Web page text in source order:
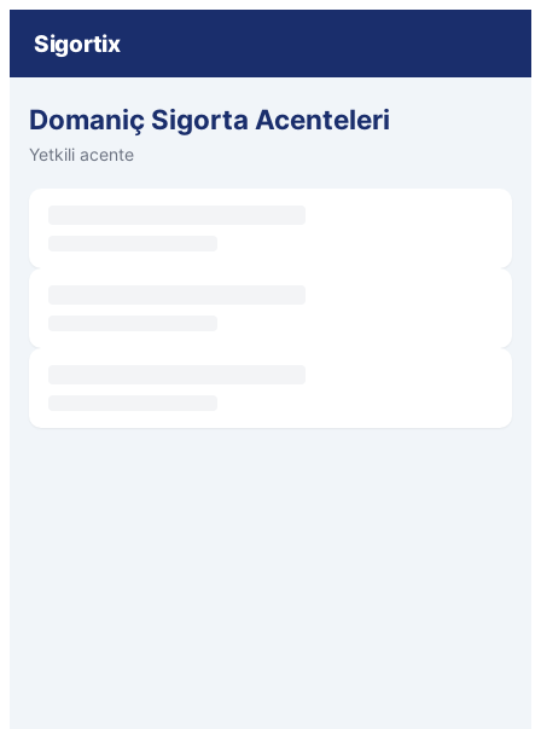
Sigortix
Domaniç Sigorta Acenteleri
Yetkili acente